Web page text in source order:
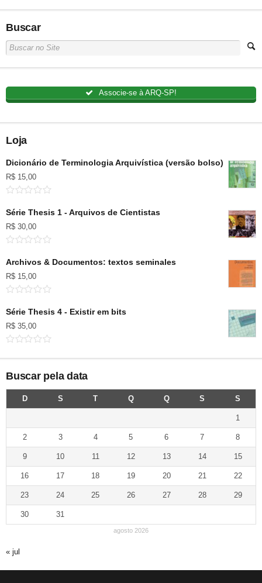
Buscar
Associe-se à ARQ-SP!
Loja
Dicionário de Terminologia Arquivística (versão bolso)
R$ 15,00
Série Thesis 1 - Arquivos de Cientistas
R$ 30,00
Archivos & Documentos: textos seminales
R$ 15,00
Série Thesis 4 - Existir em bits
R$ 35,00
Buscar pela data
agosto 2026
D S T Q Q S S
1
2 3 4 5 6 7 8
9 10 11 12 13 14 15
16 17 18 19 20 21 22
23 24 25 26 27 28 29
30 31
« jul